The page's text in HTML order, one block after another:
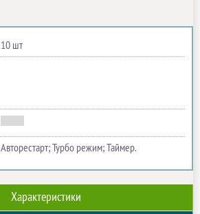
10 шт
Авторестарт; Турбо режим; Таймер.
Характеристики